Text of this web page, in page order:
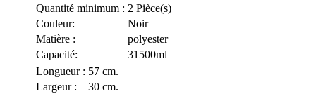
Quantité minimum : 2 Pièce(s)
Couleur:
Noir
Matière :
polyester
Capacité:
31500ml
Longueur : 57 cm.
Largeur :
30 cm.